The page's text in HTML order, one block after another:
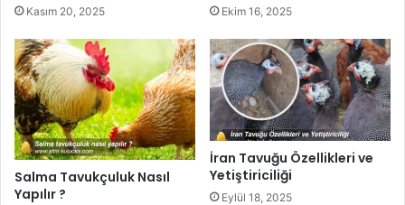
Kasım 20, 2025 Ekim 16, 2025
Salma Tavukçuluk Nasıl
Yapılır ?
İran Tavuğu Özellikleri ve
Yetiştiriciliği
Eylül 18, 2025